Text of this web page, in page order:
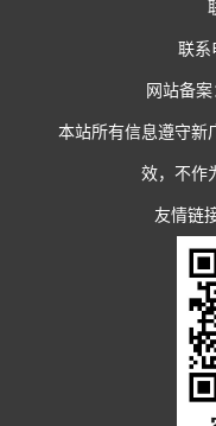
联系
网站备案
本站所有信息遵守新
效，不作
友情链